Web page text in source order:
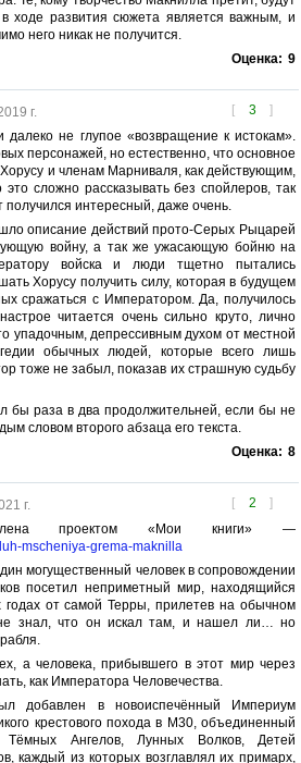
ходе развития сюжета является важным, и
него никак не получится.
Оценка: 9
[ 3 ]
г.
не глупое «возвращение к истокам».
персонажей, но естественно, что основное
и членам Марниваля, как действующим,
сложно рассказывать без спойлеров, так
получился интересный, даже очень.
описание действий прото-Серых Рыцарей
войну, а так же ужасающую бойню на
войска и люди тщетно пытались
Хорусу получить силу, которая в будущем
сражаться с Императором. Да, получилось
читается очень сильно круто, лично
упадочным, депрессивным духом от местной
обычных людей, которые всего лишь
тоже не забыл, показав их страшную судьбу
бы раза в два продолжительней, если бы не
словом второго абзаца его текста.
Оценка: 8
[ 2 ]
г.
проектом «Мои книги» —
mscheniya-grema-maknilla
могущественный человек в сопровождении
посетил неприметный мир, находящийся
годах от самой Терры, прилетев на обычном
не знал, что он искал там, и нашел ли… но
а человека, прибывшего в этот мир через
как Императора Человечества.
добавлен в новоиспечённый Империум
крестового похода в М30, объединенный
Тёмных Ангелов, Лунных Волков, Детей
каждый из которых возглавлял их примарх,